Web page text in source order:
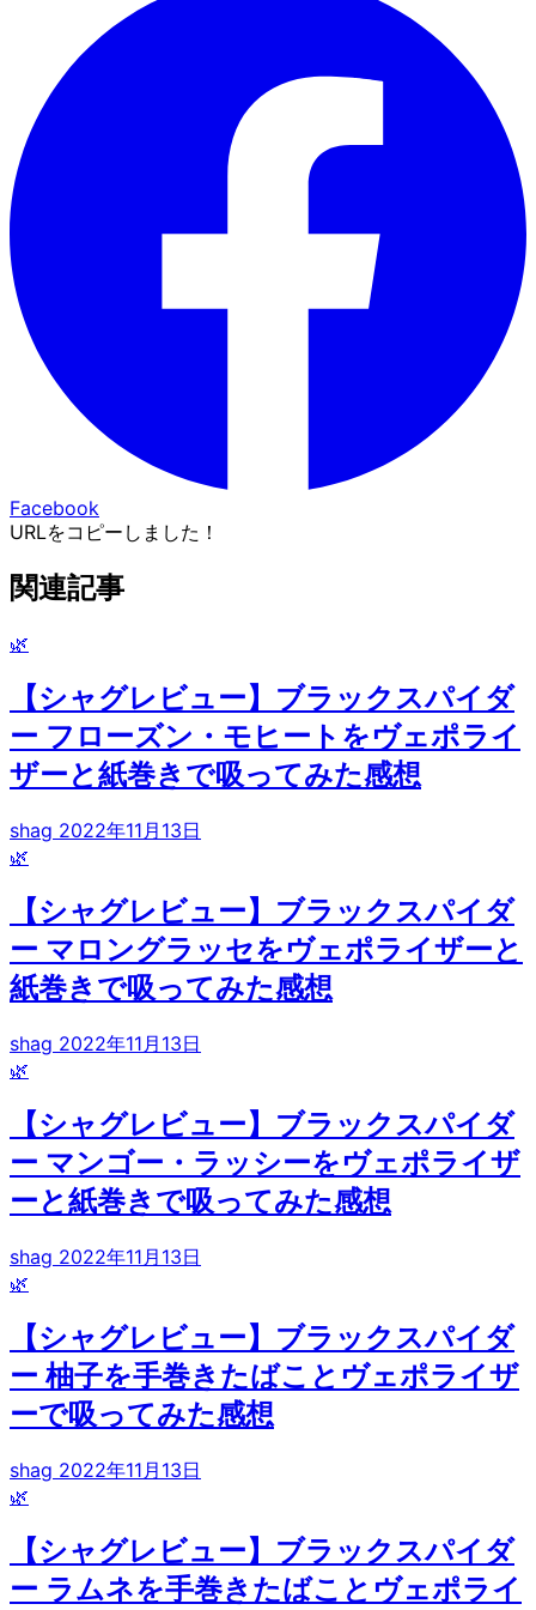
Facebook
URLをコピーしました！
関連記事
🌿
【シャグレビュー】ブラックスパイダ
ー フローズン・モヒートをヴェポライ
ザーと紙巻きで吸ってみた感想
shag 2022年11月13日
🌿
【シャグレビュー】ブラックスパイダ
ー マロングラッセをヴェポライザーと
紙巻きで吸ってみた感想
shag 2022年11月13日
🌿
【シャグレビュー】ブラックスパイダ
ー マンゴー・ラッシーをヴェポライザ
ーと紙巻きで吸ってみた感想
shag 2022年11月13日
🌿
【シャグレビュー】ブラックスパイダ
ー 柚子を手巻きたばことヴェポライザ
ーで吸ってみた感想
shag 2022年11月13日
🌿
【シャグレビュー】ブラックスパイダ
ー ラムネを手巻きたばことヴェポライ